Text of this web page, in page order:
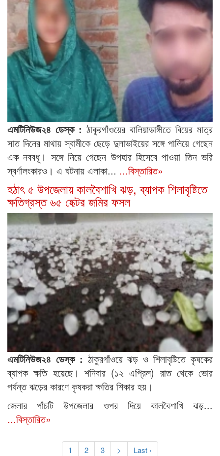
এমটিনিউজ২৪ ডেস্ক : ঠাকুরগাঁওয়ের বালিয়াডাঙ্গীতে বিয়ের মাত্র
সাত দিনের মাথায় স্বামীকে ছেড়ে দুলাভাইয়ের সঙ্গে পালিয়ে গেছেন
এক নববধূ। সঙ্গে নিয়ে গেছেন উপহার হিসেবে পাওয়া তিন ভরি
স্বর্ণালংকারও। এ ঘটনায় এলাকা... ...বিস্তারিত»
হঠাৎ ৫ উপজেলায় কালবৈশাখি ঝড়, ব্যাপক শিলাবৃষ্টিতে
ক্ষতিগ্রস্ত ৬৫ হেক্টর জমির ফসল
এমটিনিউজ২৪ ডেস্ক : ঠাকুরগাঁওয়ে ঝড় ও শিলাবৃষ্টিতে কৃষকের
ব্যাপক ক্ষতি হয়েছে। শনিবার (১২ এপ্রিল) রাত থেকে ভোর
পর্যন্ত ঝড়ের কারণে কৃষকরা ক্ষতির শিকার হয়।
জেলার পাঁচটি উপজেলার ওপর দিয়ে কালবৈশাখি ঝড়...
...বিস্তারিত»
1 2 3 > Last ›